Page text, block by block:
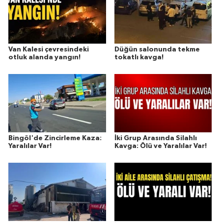
Van Kalesi çevresindeki
otluk alanda yangın!
Düğün salonunda tekme
tokatlı kavga!
Bingöl'de Zincirleme Kaza:
Yaralılar Var!
İki Grup Arasında Silahlı
Kavga: Ölü ve Yaralılar Var!